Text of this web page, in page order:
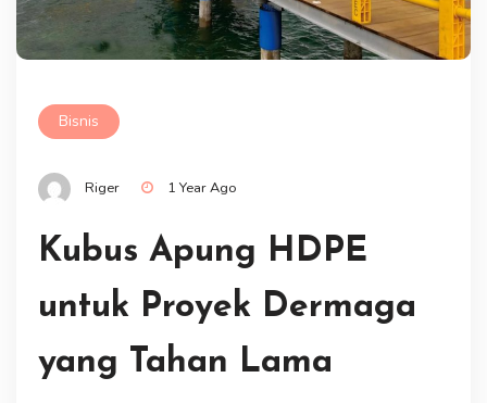
Bisnis
Riger 1 Year Ago
Kubus Apung HDPE
untuk Proyek Dermaga
yang Tahan Lama